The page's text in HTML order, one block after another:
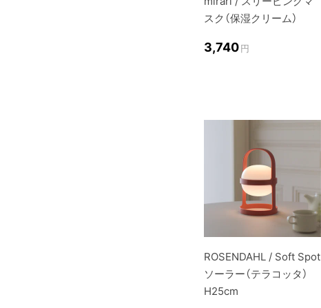
スク（保湿クリーム）
3,740円
ROSENDAHL / Soft Spot
ソーラー（テラコッタ）
H25cm